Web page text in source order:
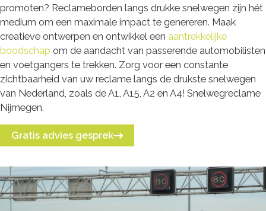
promoten? Reclameborden langs drukke snelwegen zijn hét
medium om een maximale impact te genereren. Maak
creatieve ontwerpen en ontwikkel een aantrekkelijke
boodschap om de aandacht van passerende automobilisten
en voetgangers te trekken. Zorg voor een constante
zichtbaarheid van uw reclame langs de drukste snelwegen
van Nederland, zoals de A1, A15, A2 en A4! Snelwegreclame
Nijmegen.
Gratis advies gesprek